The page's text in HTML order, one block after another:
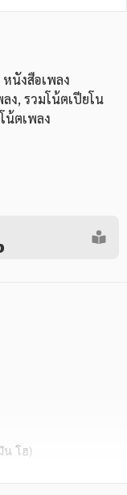
อเช่า
อีบุ๊กอ่านฟรี
หนังสือเพลง
ง, รวมโน้ตเปียโน
โน้ตเพลง
น โฮ)